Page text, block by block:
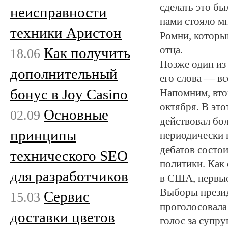
сделать это
нами стояло
Ромни,
отца.
Позже один
его слова —
Напомним,
октября. В
действовал
периодически
дебатов
политики. Как
в США, первые
Выборы
голос за
неисправности
техники Аристон
18.06 Как получить
дополнительный
бонус в Joy Casino
02.09 Основные
принципы
технического SEO
для разработчиков
15.03 Сервис
доставки цветов